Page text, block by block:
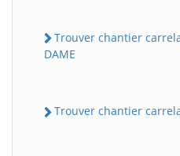
Trouver chantier
DAME
Trouver chantier